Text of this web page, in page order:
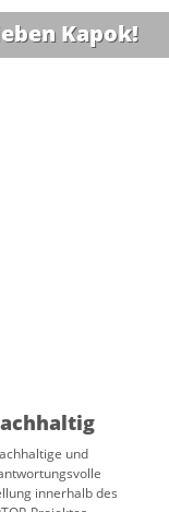
Kapok!
und
innerhalb des